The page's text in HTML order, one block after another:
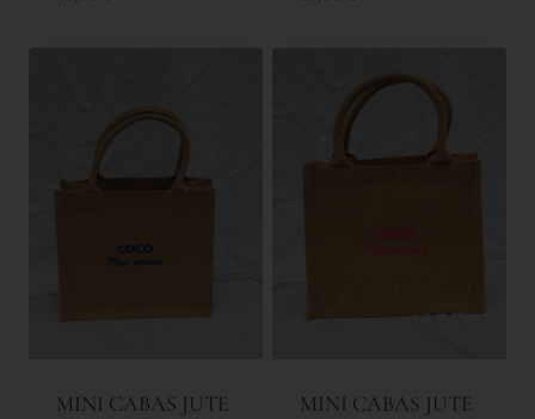
MINI CABAS JUTE
MINI CABAS JUTE